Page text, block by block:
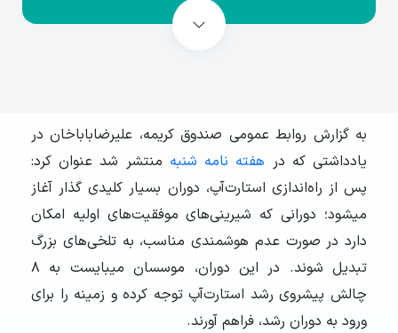
به گزارش روابط عمومی صندوق کریمه، علیرضاباباخان در
یادداشتی که در هفته نامه شنبه منتشر شد عنوان کرد:
پس از راه‌‏اندازی استارت‌آپ، دوران بسیار کلیدی گذار آغاز
می‏شود؛ دورانی که شیرینی‏‌های موفقیت‌‏های اولیه امکان
دارد در صورت عدم هوشمندی مناسب، به تلخی‏‌های بزرگ
تبدیل شوند. در این دوران، موسسان می‏بایست به ۸
چالش پیش‏روی رشد استارت‌آپ توجه کرده و زمینه را برای
ورود به دوران رشد، فراهم آورند.